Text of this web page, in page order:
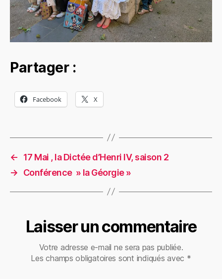
Partager :
Facebook X
←
17 Mai , la Dictée d’Henri IV, saison 2
→
Conférence » la Géorgie »
Laisser un commentaire
Votre adresse e-mail ne sera pas publiée.
Les champs obligatoires sont indiqués avec *